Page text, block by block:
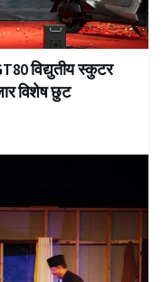
विद्युतीय स्कुटर
विशेष छुट